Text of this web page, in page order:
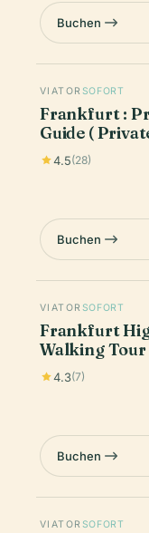
Buchen
VIATOR SOFORT
Frankfurt :
Guide (
4.5(28)
Buchen
VIATOR SOFORT
Frankfurt
Walking Tour
4.3(7)
Buchen
VIATOR SOFORT